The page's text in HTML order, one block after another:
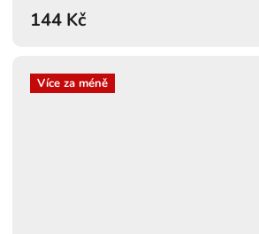
144 Kč
Více za méně